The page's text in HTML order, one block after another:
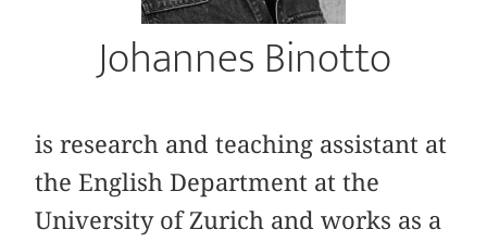
Johannes Binotto
is research and teaching assistant at
the English Department at the
University of Zurich and works as a